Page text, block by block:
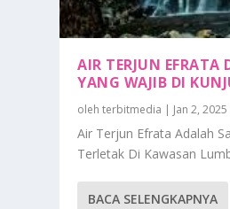
AIR TERJUN
YANG WAJIB DI
olehterbitmedia | Jan 2, 2025
Air Terjun Efrata Adalah
Terletak Di Kawasan
BACA SELENGKAPNYA